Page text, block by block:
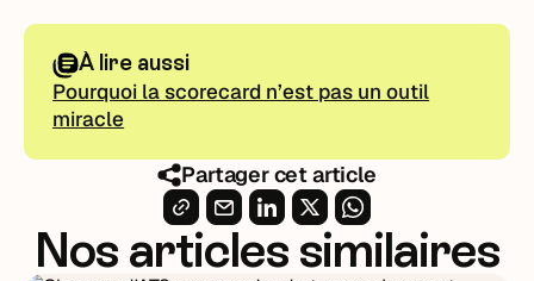
Partager cet article
À lire aussi
Pourquoi la scorecard n’est pas un outil
miracle
Nos articles similaires